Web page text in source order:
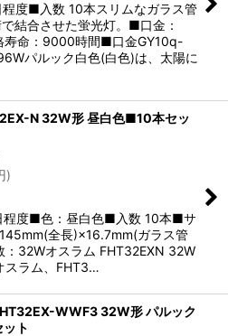
度■入数 10本スリムなガラス管
結合させた蛍光灯。■口金：
命：9000時間■口金GY10q-
パルック白色(白色)は、太陽に
N 32W形 昼白色■10本セッ
)
程度■色：昼白色■入数 10本■サ
全長)×16.7mm(ガラス管
32Wオスラム FHT32EXN 32W
スラム、FHT3…
WWF3 32W形 パルック
ト